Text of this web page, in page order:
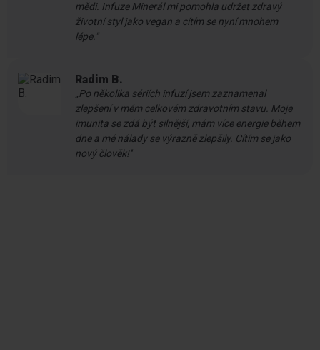
mědi. Infuze Minerál mi pomohla udržet zdravý
životní styl jako vegan a cítím se nyní mnohem
lépe."
Radim B.
„Po několika sériích infuzí jsem zaznamenal
zlepšení v mém celkovém zdravotním stavu. Moje
imunita se zdá být silnější, mám více energie během
dne a mé nálady se výrazně zlepšily. Cítím se jako
nový člověk!''